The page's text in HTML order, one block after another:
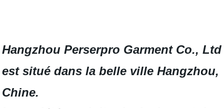
Hangzhou Perserpro Garment Co., Ltd
est situé dans la belle ville Hangzhou,
Chine.